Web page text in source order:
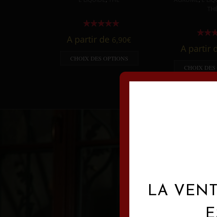
A partir de 6,90€
CHOIX DES OPTIONS
A partir
CHOIX DES
LA